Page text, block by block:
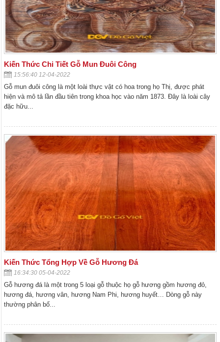
Kiến Thức Chi Tiết Gỗ Mun Đuôi Công
15:56:40 12-04-2022
Gỗ mun đuôi công là một loài thực vật có hoa trong họ Thị, được phát
hiện và mô tả lần đầu tiên trong khoa học vào năm 1873. Đây là loài cây
đặc hữu...
Kiến Thức Tổng Hợp Về Gỗ Hương Đá
16:34:30 05-04-2022
Gỗ hương đá là một trong 5 loại gỗ thuộc họ gỗ hương gồm hương đỏ,
hương đá, hương vân, hương Nam Phi, hương huyết… Dòng gỗ này
thường phân bố...